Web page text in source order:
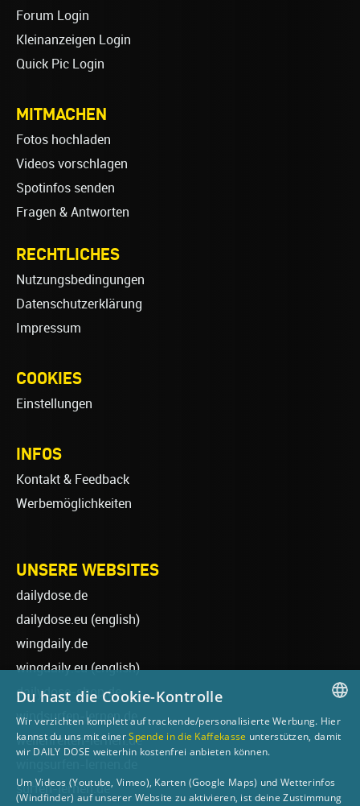
Forum Login
Kleinanzeigen Login
Quick Pic Login
MITMACHEN
Fotos hochladen
Videos vorschlagen
Spotinfos senden
Fragen & Antworten
RECHTLICHES
Nutzungsbedingungen
Datenschutzerklärung
Impressum
COOKIES
Einstellungen
INFOS
Kontakt & Feedback
Werbemöglichkeiten
UNSERE WEBSITES
dailydose.de
dailydose.eu (english)
wingdaily.de
wingdaily.eu(english)
dailydose-shop.de
windsurfen-lernen.de
wellenreiten-lernen.de
surfen-lernen.de
GERMAN
Du hast die Cookie-Kontrolle
Wir verzichten komplett auf trackende/personalisierte Werbung. Hier
kannst du uns mit einerSpende in die Kaffekasse unterstützen, damit
wir DAILY DOSE weiterhin kostenfrei anbieten können.
Um Videos (Youtube, Vimeo), Karten (Google Maps) und Wetterinfos
(Windfinder) auf unserer Website zu aktivieren, ist deine Zustimmung